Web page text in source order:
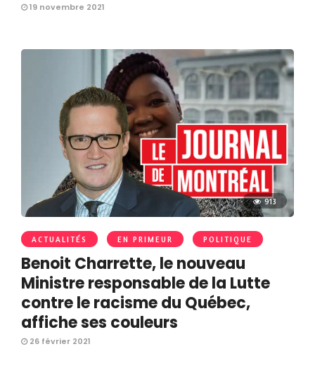
19 novembre 2021
913
ACTUALITÉS EN PRIMEUR POLITIQUE
Benoit Charrette, le nouveau
Ministre responsable de la Lutte
contre le racisme du Québec,
affiche ses couleurs
26 février 2021